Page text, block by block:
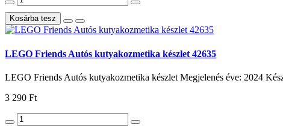
Kosárba tesz
LEGO Friends Autós kutyakozmetika készlet 42635
LEGO Friends Autós kutyakozmetika készlet Megjelenés éve: 2024
3 290 Ft